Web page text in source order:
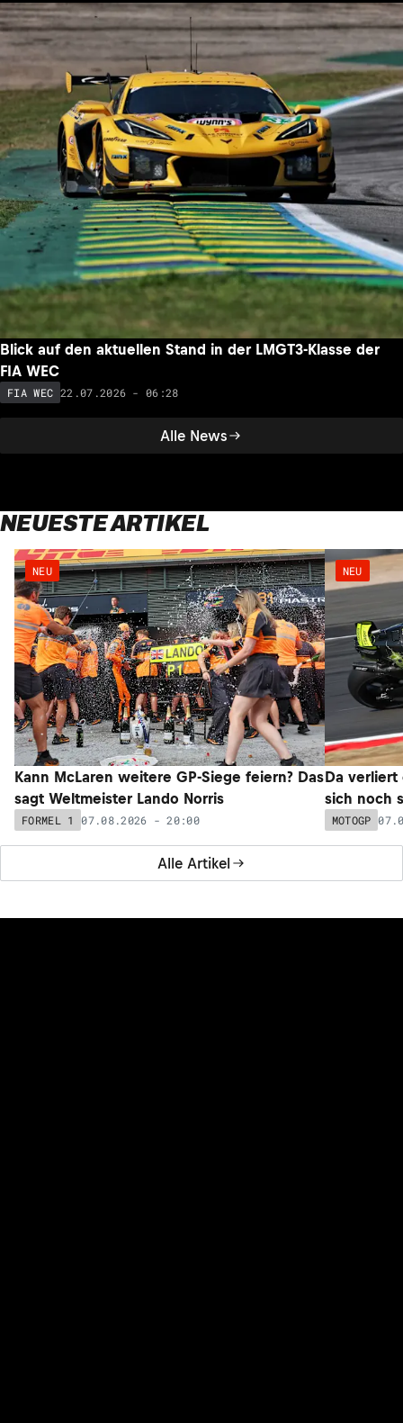
Alle News
Blick auf den aktuellen Stand in der LMGT3-Klasse der
FIA WEC
FIA WEC 22.07.2026 - 06:28
NEUESTE ARTIKEL
Alle Artikel
NEU
Kann McLaren weitere GP-Siege feiern? Das
sagt Weltmeister Lando Norris
FORMEL 1 07.08.2026 - 20:00
NEU
Da verliert
sich noch
MOTOGP